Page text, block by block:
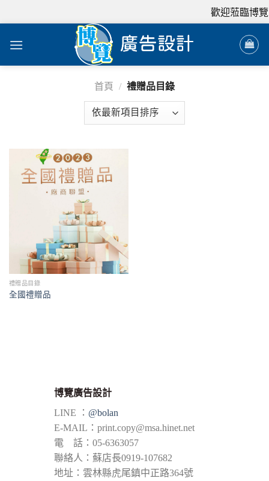
歡迎蒞臨博
首頁 / 禮贈品目錄
禮贈品目錄
全國禮贈品
博覽廣告設計
LINE ： @bolan
E-MAIL： print.copy@msa.hinet.net
電 話：05-6363057
聯絡人：蘇店長0919-107682
地址：雲林縣虎尾鎮中正路364號